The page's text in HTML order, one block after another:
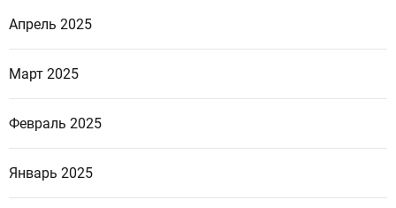
Апрель 2025
Март 2025
Февраль 2025
Январь 2025